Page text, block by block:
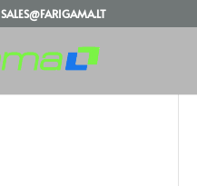
SALES@FARIGAMA.LT